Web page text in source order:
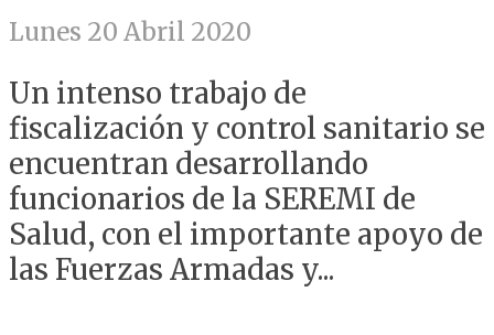
Lunes 20 Abril 2020
Un intenso trabajo de
fiscalización y control sanitario se
encuentran desarrollando
funcionarios de la SEREMI de
Salud, con el importante apoyo de
las Fuerzas Armadas y...